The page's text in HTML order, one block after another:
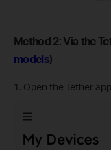
Method 2: Via the
models)
1. Open the Tether